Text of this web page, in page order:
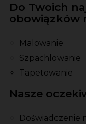
Do Twoich
obowiązków
Malowanie
Szpachlowanie
Tapetowanie
Nasze
Doświadczenie